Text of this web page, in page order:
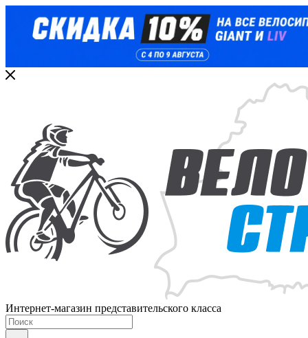
Интернет-магазин представительского класса